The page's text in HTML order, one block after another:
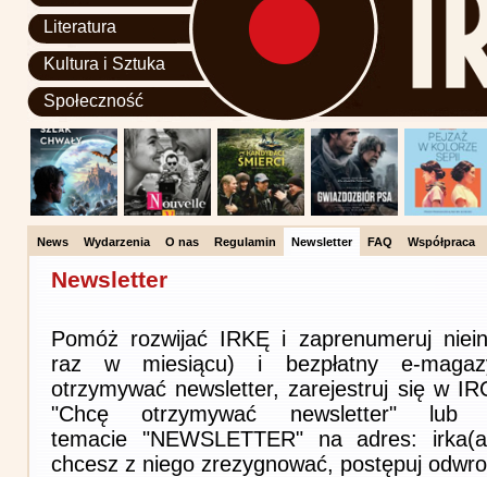
Literatura
Kultura i Sztuka
Społeczność
News Wydarzenia O nas Regulamin Newsletter FAQ Współpraca
Newsletter
Pomóż rozwijać IRKĘ i zaprenumeruj
raz w miesiącu) i bezpłatny e-
otrzymywać newsletter, zarejestruj się w
"Chcę otrzymywać newsletter"
temacie "NEWSLETTER" na adres:
chcesz z niego zrezygnować, postępuj